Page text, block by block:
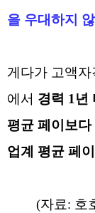
을 우대하지
게다가 고액
에서 경력 1년
평균 페이보다
업계 평균 페
(자료: 호